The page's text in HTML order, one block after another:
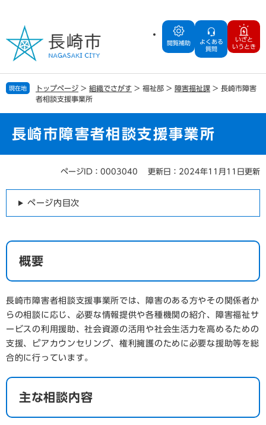
の
で
す
ー
ば
し
閲覧補助
よくある
質問
いざと
いうとき
現在地 トップページ > 組織でさがす > 福祉部 > 障害福祉課 > 長崎市障害
者相談支援事業所
長崎市障害者相談支援事業所
ページID：0003040 更新日：2024年11月11日更新
ページ内目次
概要
長崎市障害者相談支援事業所では、障害のある方やその関係者か
らの相談に応じ、必要な情報提供や各種機関の紹介、障害福祉サ
ービスの利用援助、社会資源の活用や社会生活力を高めるための
支援、ピアカウンセリング、権利擁護のために必要な援助等を総
合的に行っています。
主な相談内容